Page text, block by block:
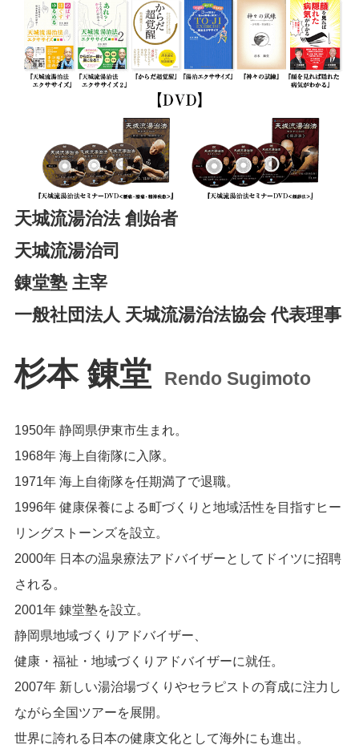
天城流湯治法 創始者
天城流湯治司
錬堂塾 主宰
一般社団法人 天城流湯治法協会 代表理事
杉本 錬堂 Rendo Sugimoto
1950年 静岡県伊東市生まれ。
1968年 海上自衛隊に入隊。
1971年 海上自衛隊を任期満了で退職。
1996年 健康保養による町づくりと地域活性を目指すヒー
リングストーンズを設立。
2000年 日本の温泉療法アドバイザーとしてドイツに招聘
される。
2001年 錬堂塾を設立。
静岡県地域づくりアドバイザー、
健康・福祉・地域づくりアドバイザーに就任。
2007年 新しい湯治場づくりやセラピストの育成に注力し
ながら全国ツアーを展開。
世界に誇れる日本の健康文化として海外にも進出。